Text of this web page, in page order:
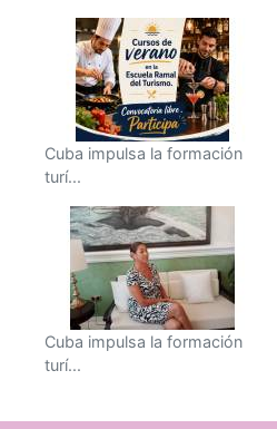
Cuba impulsa la formación
turí...
Cuba impulsa la formación
turí...